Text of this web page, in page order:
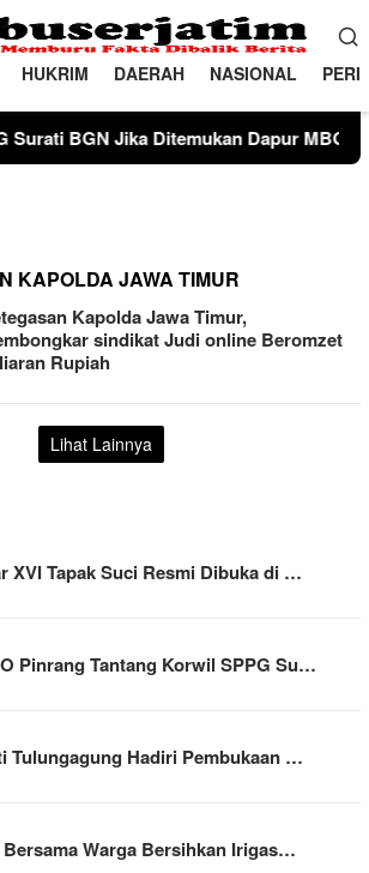
HUKRIM DAERAH NASIONAL
Dapur MBG Tak Penuhi Standar di
KAPOLDA JAWA TIMUR
Kapolda Jawa Timur,
sindikat Judi online Beromzet
Rupiah
Lihat Lainnya
XVI Tapak Suci Resmi Dibuka di …
Pinrang Tantang Korwil SPPG Su…
Tulungagung Hadiri Pembukaan …
Warga Bersihkan Irigas…